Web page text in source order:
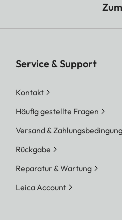
Service & Support
Kontakt
Häufig gestellte Fragen
Versand &
Rückgabe
Reparatur & Wartung
Leica Account